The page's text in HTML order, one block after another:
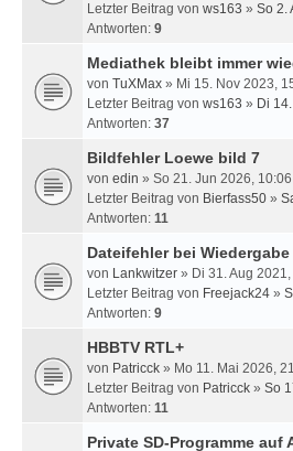
Letzter Beitrag von ws163 » So 2.
Antworten: 9
Mediathek bleibt immer
von TuXMax » Mi 15. Nov 2023,
Letzter Beitrag von ws163 » Di
Antworten: 37
Bildfehler Loewe bild 7
von edin » So 21. Jun 2026, 10:06
Letzter Beitrag von Bierfass50 »
Antworten: 11
Dateifehler bei
von Lankwitzer » Di 31. Aug
Letzter Beitrag von Freejack24 »
Antworten: 9
HBBTV RTL+
von Patricck » Mo 11. Mai 2026,
Letzter Beitrag von Patricck » So
Antworten: 11
Private SD-Programme auf